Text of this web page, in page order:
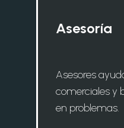
Asesoría
Asesores
comerciales y
en problemas.